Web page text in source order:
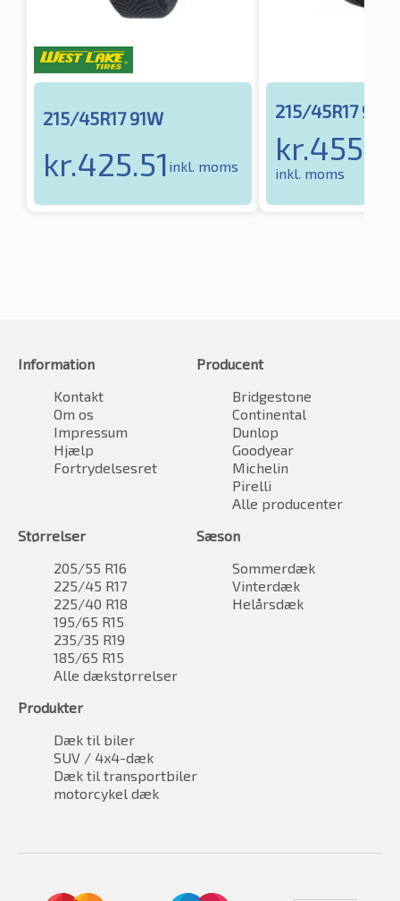
215/45R17 91W
kr.425.51 inkl. moms
215/45R17 91W
kr.
inkl. moms
Information
Kontakt
Om os
Impressum
Hjælp
Fortrydelsesret
Producent
Bridgestone
Continental
Dunlop
Goodyear
Michelin
Pirelli
Alle producenter
Størrelser
205/55 R16
225/45 R17
225/40 R18
195/65 R15
235/35 R19
185/65 R15
Alle dækstørrelser
Sæson
Sommerdæk
Vinterdæk
Helårsdæk
Produkter
Dæk til biler
SUV / 4x4-dæk
Dæk til transportbiler
motorcykel dæk